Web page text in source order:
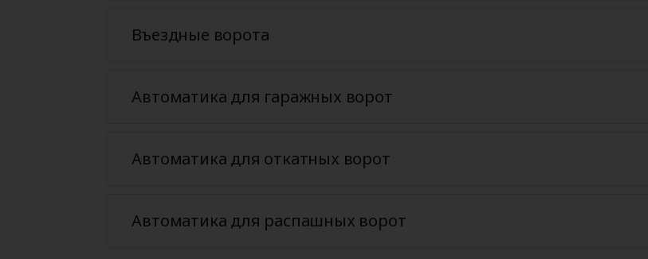
Въездные ворота
Автоматика для гаражных ворот
Автоматика для откатных ворот
Автоматика для распашных ворот